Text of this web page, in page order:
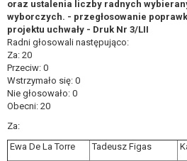
oraz ustalenia liczby radnych
wyborczych. - przegłosowanie
projektu uchwały - Druk Nr 3/LII
Radni głosowali następująco:
Za: 20
Przeciw: 0
Wstrzymało się: 0
Nie głosowało: 0
Obecni: 20
Za:
Ewa De La Torre
Tadeusz Figas